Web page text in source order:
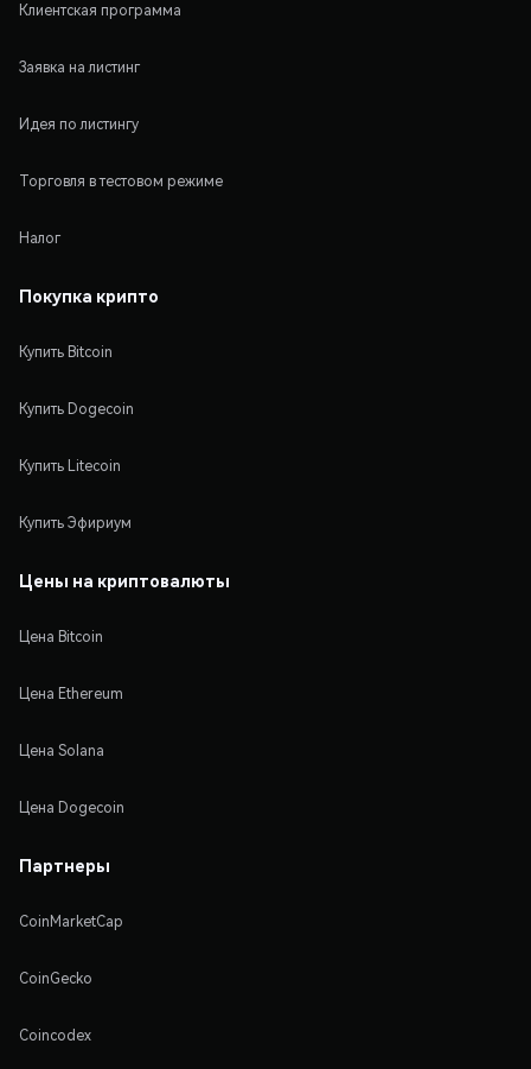
Клиентская программа
Заявка на листинг
Идея по листингу
Торговля в тестовом режиме
Налог
Покупка крипто
Купить Bitcoin
Купить Dogecoin
Купить Litecoin
Купить Эфириум
Цены на криптовалюты
Цена Bitcoin
Цена Ethereum
Цена Solana
Цена Dogecoin
Партнеры
CoinMarketCap
CoinGecko
Coincodex